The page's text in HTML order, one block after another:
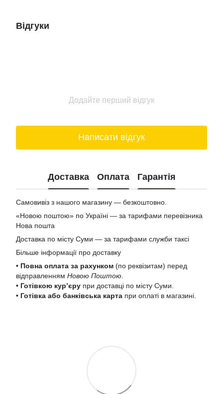
Відгуки
Додайте перший відгук
Написати відгук
Доставка Оплата Гарантія
Самовивіз з нашого магазину — безкоштовно.
«Новою поштою» по Україні — за тарифами перевізника
Нова пошта
Доставка по місту Суми — за тарифами служби таксі
Більше інформації про доставку
• Повна оплата за рахунком (по реквізитам) перед
відправленням Новою Поштою
• Готівкою кур’єру при доставці по місту Суми.
• Готівка або банківська карта при оплаті в магазині.